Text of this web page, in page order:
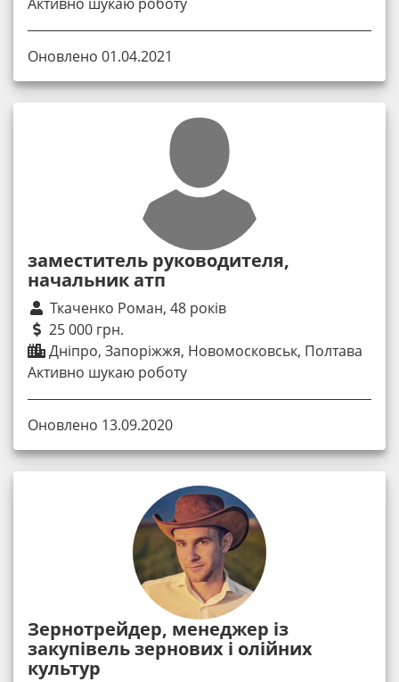
Оновлено 01.04.2021
заместитель руководителя,
начальник атп
Ткаченко Роман, 48 років
25 000 грн.
Дніпро, Запоріжжя, Новомосковськ, Полтава
Активно шукаю роботу
Оновлено 13.09.2020
Зернотрейдер, менеджер із
закупівель зернових і олійних
культур